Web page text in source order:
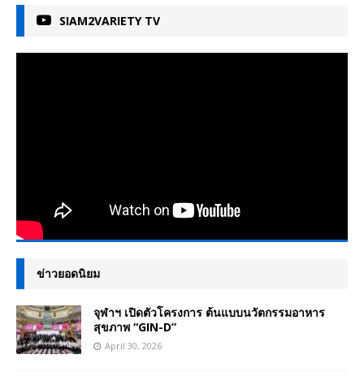
SIAM2VARIETY TV
ข่าวยอดนิยม
จุฬาฯ เปิดตัวโครงการ ต้นแบบนวัตกรรมอาหาร
สุขภาพ “GIN-D”
April 30, 2026